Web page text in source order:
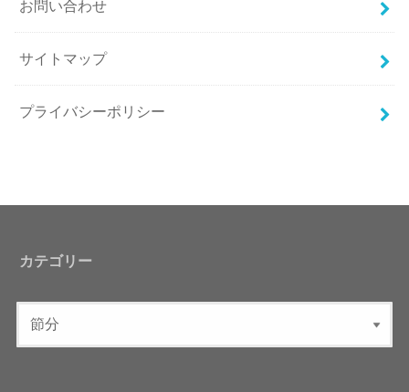
お問い合わせ
サイトマップ
プライバシーポリシー
カテゴリー